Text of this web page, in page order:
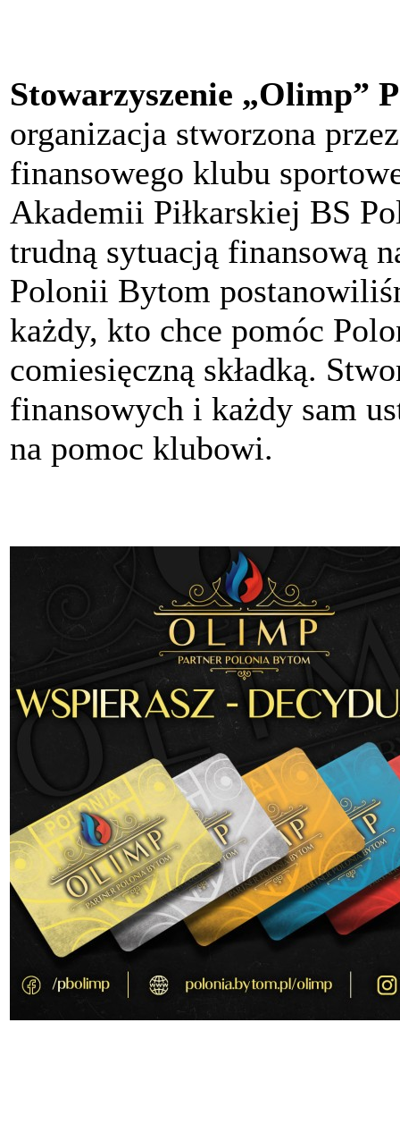
Stowarzyszenie „Olimp”
organizacja stworzona
finansowego klubu
Akademii Piłkarskiej BS
trudną sytuacją finansową
Polonii Bytom
każdy, kto chce pomóc
comiesięczną składką.
finansowych i każdy sam
na pomoc klubowi.